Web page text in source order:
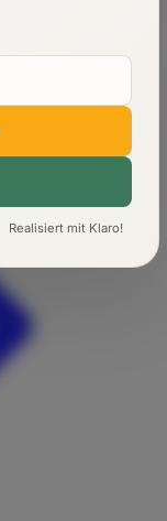
Realisiert mit Klaro!